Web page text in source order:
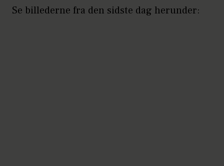
Se billederne fra den sidste dag herunder: